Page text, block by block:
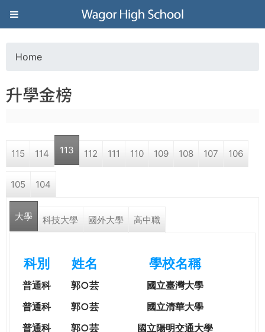
Jump to navigation
葳
格
高
學
o
a
r
e
Home
升學金榜
115 114 113 112 111 110 109 108 107 106
105 104
大學 科技大學 國外大學 高中職
科別 姓名 學校名稱
普通科 郭○芸
國立臺灣大學
普通科
郭○芸
國立清華大學
普通科
郭○芸
國立陽明交通大學